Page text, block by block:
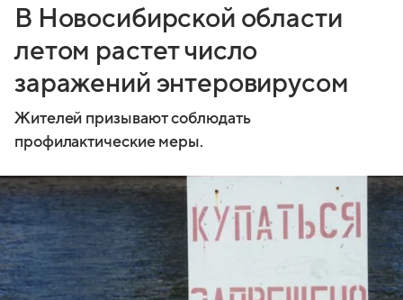
В Новосибирской области
летом растет число
заражений энтеровирусом
Жителей призывают соблюдать
профилактические меры.